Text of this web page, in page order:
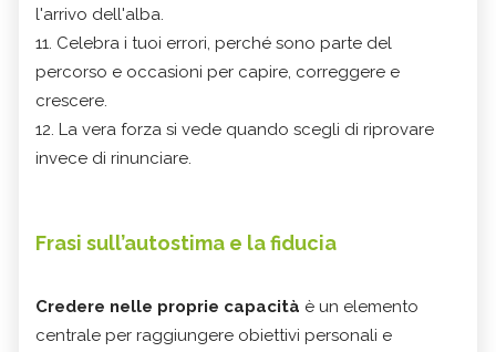
l'arrivo dell'alba.
11. Celebra i tuoi errori, perché sono parte del
percorso e occasioni per capire, correggere e
crescere.
12. La vera forza si vede quando scegli di riprovare
invece di rinunciare.
Frasi sull’autostima e la fiducia
Credere nelle proprie capacità è un elemento
centrale per raggiungere obiettivi personali e